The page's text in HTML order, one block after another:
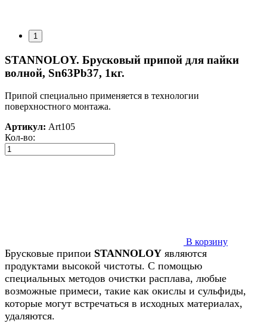
1
STANNOLOY. Брусковый припой для пайки
волной, Sn63Pb37, 1кг.
Припой специально применяется в технологии
поверхностного монтажа.
Артикул: Art105
Кол-во:
В корзину
Брусковые припои STANNOLOY являются
продуктами высокой чистоты. С помощью
специальных методов очистки расплава, любые
возможные примеси, такие как окислы и сульфиды,
которые могут встречаться в исходных материалах,
удаляются.